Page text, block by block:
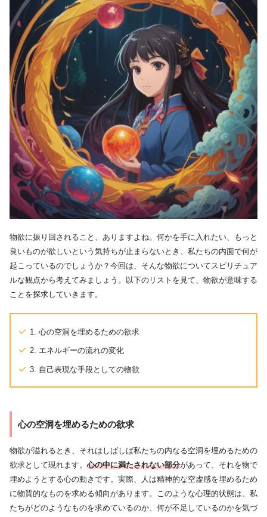
物欲に振り回されること、ありますよね。何かを手に入れたい、もっと
良いものが欲しいという気持ちが止まらないとき、私たちの内面で何が
起こっているのでしょうか？今回は、そんな物欲についてスピリチュア
ルな観点から考えてみましょう。以下のリストを見て、物欲が意味する
ことを探求していきます。
1. 心の空洞を埋めるための欲求
2. エネルギーの流れの変化
3. 自己表現な手段としての物欲
心の空洞を埋めるための欲求
物欲が溢れるとき、それはしばしば私たちの内なる空洞を埋めるための
欲求として現れます。心の中に満たされない部分があって、それを物で
埋めようとする心の動きです。実際、人は精神的な空虚感を埋めるため
に物質的なものを求める傾向があります。このような心理的状態は、私
たちがどのようなものを求めているのか、何が不足しているのかを気づ